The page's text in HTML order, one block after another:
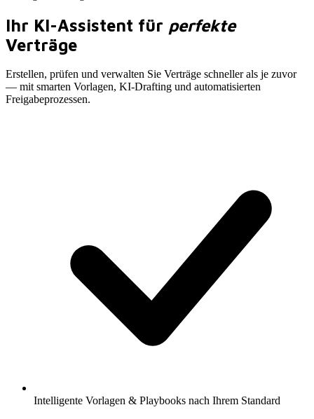
Ihr KI-Assistent für perfekte
Verträge
Erstellen, prüfen und verwalten Sie Verträge schneller als je zuvor
— mit smarten Vorlagen, KI-Drafting und automatisierten
Freigabeprozessen.
Intelligente Vorlagen & Playbooks nach Ihrem Standard